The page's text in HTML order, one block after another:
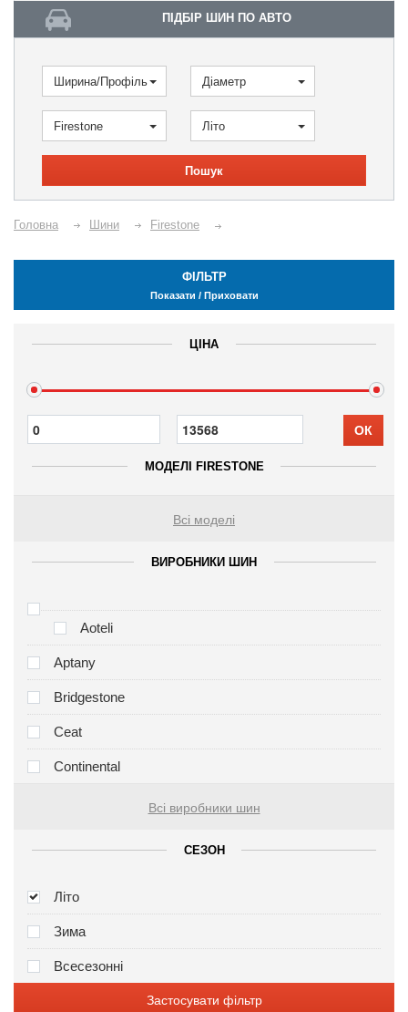
ПІДБІР ШИН ПО АВТО
Ширина/Профіль Діаметр
Firestone Літо
Пошук
Головна Шини Firestone
ФІЛЬТР
Показати / Приховати
ЦІНА
ОК
МОДЕЛІ FIRESTONE
Всі моделі
ВИРОБНИКИ ШИН
Aoteli
Aptany
Bridgestone
Ceat
Continental
Всі виробники шин
СЕЗОН
Літо
Зима
Всесезонні
Застосувати фільтр